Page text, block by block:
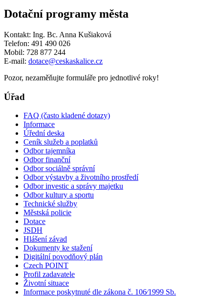
Dotační programy města
Kontakt: Ing. Bc. Anna Kušiaková
Telefon: 491 490 026
Mobil: 728 877 244
E-mail: dotace@ceskaskalice.cz
Pozor, nezaměňujte formuláře pro jednotlivé roky!
Úřad
FAQ (často kladené dotazy)
Informace
Úřední deska
Ceník služeb a poplatků
Odbor tajemníka
Odbor finanční
Odbor sociálně správní
Odbor výstavby a životního prostředí
Odbor investic a správy majetku
Odbor kultury a sportu
Technické služby
Městská policie
Dotace
JSDH
Hlášení závad
Dokumenty ke stažení
Digitální povodňový plán
Czech POINT
Profil zadavatele
Životní situace
Informace poskytnuté dle zákona č. 106⁄1999 Sb.